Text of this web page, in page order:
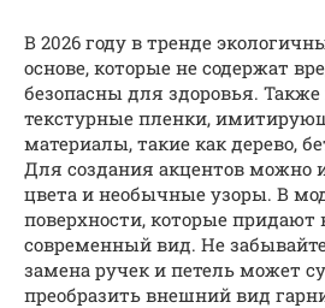
В 2026 году в тренде
основе, которые не содержат
безопасны для здоровья.
текстурные пленки,
материалы, такие как дерево,
Для создания акцентов можно
цвета и необычные узоры. В
поверхности, которые придают
современный вид. Не
замена ручек и петель может
преобразить внешний вид